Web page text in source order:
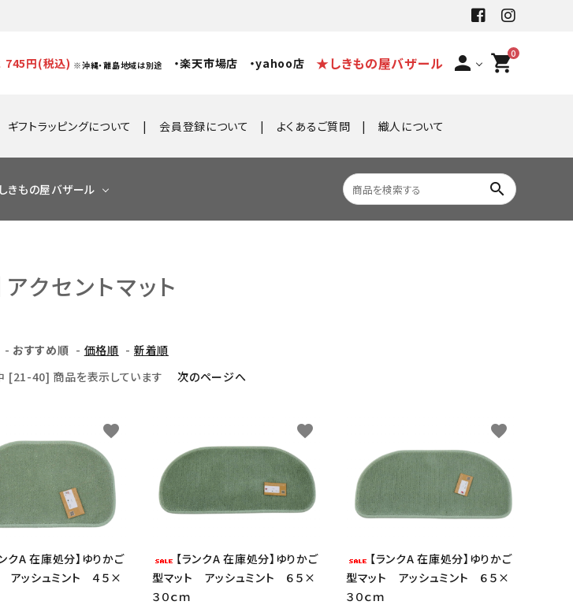
745円(税込) ※沖縄・離島地域は別途 ・楽天市場店 ・yahoo店 ★しきもの屋バザール person 0
shopping_cart
ギフトラッピングについて 会員登録について よくあるご質問 織人について
しきもの屋バザール search
アクセントマット
- おすすめ順 - 価格順 - 新着順
[21-40] 商品を表示しています 次のページへ
ンクA 在庫処分】ゆりかご
アッシュミント ４５×
favorite
【ランクA 在庫処分】ゆりかご
型マット アッシュミント ６５×
３０ｃｍ
favorite
【ランクA 在庫処分】ゆりかご
型マット アッシュミント ６５×
３０ｃｍ
favorite